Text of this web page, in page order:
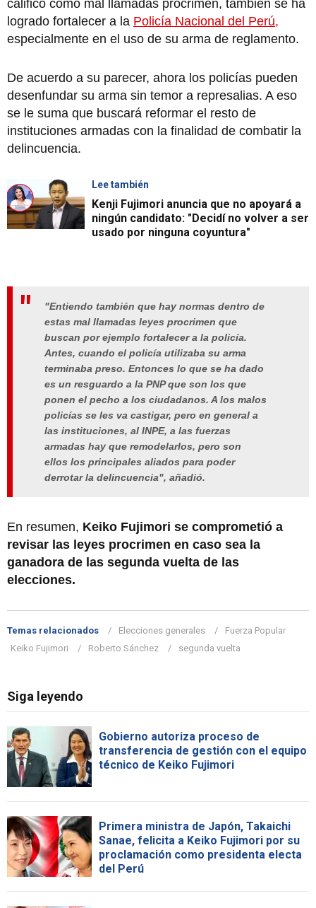
calificó como mal llamadas procrimen, también se ha
logrado fortalecer a la Policía Nacional del Perú,
especialmente en el uso de su arma de reglamento.
De acuerdo a su parecer, ahora los policías pueden
desenfundar su arma sin temor a represalias. A eso
se le suma que buscará reformar el resto de
instituciones armadas con la finalidad de combatir la
delincuencia.
Lee también
Kenji Fujimori anuncia que no apoyará a
ningún candidato: "Decidí no volver a ser
usado por ninguna coyuntura"
"Entiendo también que hay normas dentro de
estas mal llamadas leyes procrimen que
buscan por ejemplo fortalecer a la policía.
Antes, cuando el policía utilizaba su arma
terminaba preso. Entonces lo que se ha dado
es un resguardo a la PNP que son los que
ponen el pecho a los ciudadanos. A los malos
policías se les va castigar, pero en general a
las instituciones, al INPE, a las fuerzas
armadas hay que remodelarlos, pero son
ellos los principales aliados para poder
derrotar la delincuencia", añadió.
En resumen, Keiko Fujimori se comprometió a
revisar las leyes procrimen en caso sea la
ganadora de las segunda vuelta de las
elecciones.
Temas relacionados Elecciones generales
Fuerza Popular
Keiko Fujimori
Roberto Sánchez segunda vuelta
Siga leyendo
Gobierno autoriza proceso de
transferencia de gestión con el equipo
técnico de Keiko Fujimori
Primera ministra de Japón, Takaichi
Sanae, felicita a Keiko Fujimori por su
proclamación como presidenta electa
del Perú